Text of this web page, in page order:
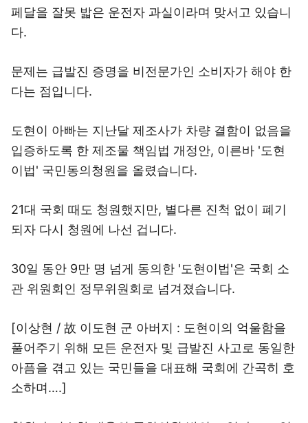
페달을 잘못 밟은 운전자 과실이라며 맞서고 있습니
다.
문제는 급발진 증명을 비전문가인 소비자가 해야 한
다는 점입니다.
도현이 아빠는 지난달 제조사가 차량 결함이 없음을
입증하도록 한 제조물 책임법 개정안, 이른바 '도현
이법' 국민동의청원을 올렸습니다.
21대 국회 때도 청원했지만, 별다른 진척 없이 폐기
되자 다시 청원에 나선 겁니다.
30일 동안 9만 명 넘게 동의한 '도현이법'은 국회 소
관 위원회인 정무위원회로 넘겨졌습니다.
[이상현 / 故 이도현 군 아버지 : 도현이의 억울함을
풀어주기 위해 모든 운전자 및 급발진 사고로 동일한
아픔을 겪고 있는 국민들을 대표해 국회에 간곡히 호
소하며….]